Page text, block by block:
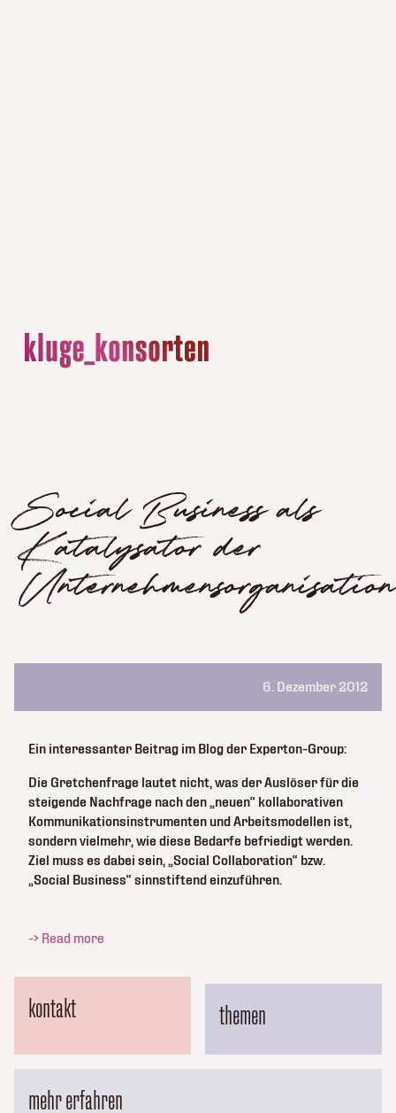
Social Business als
Katalysator der
6. Dezember 2012
kontakt
Ein interessanter Beitrag im Blog der Experton-Group:
Die Gretchenfrage lautet nicht, was der Auslöser für die
steigende Nachfrage nach den „neuen“ kollaborativen
Kommunikationsinstrumenten und Arbeitsmodellen ist,
sondern vielmehr, wie diese Bedarfe befriedigt werden.
Ziel muss es dabei sein, „Social Collaboration“ bzw.
„Social Business“ sinnstiftend einzuführen.
-> Read more
themen
mehr erfahren